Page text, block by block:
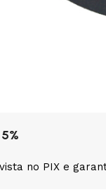
3VX
no PIX e